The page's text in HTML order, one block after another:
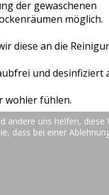
der gewaschenen
möglich.
diese an die
und desinfiziert
wohler fühlen.
uns helfen,
dass bei einer